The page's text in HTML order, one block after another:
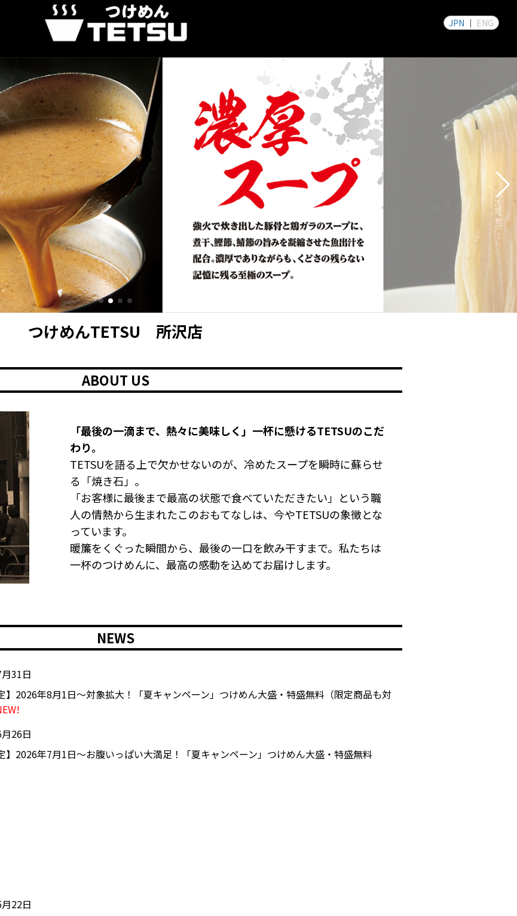
JPN ENG
つけめんTETSU 所沢店
ABOUT US
「最後の一滴まで、熱々に美味しく」一杯に懸けるTETSUのこだ
わり。
TETSUを語る上で欠かせないのが、冷めたスープを瞬時に蘇らせ
る「焼き石」。
「お客様に最後まで最高の状態で食べていただきたい」という職
人の情熱から生まれたこのおもてなしは、今やTETSUの象徴とな
っています。
暖簾をくぐった瞬間から、最後の一口を飲み干すまで。私たちは
一杯のつけめんに、最高の感動を込めてお届けします。
NEWS
31日
】2026年8月1日～対象拡大！「夏キャンペーン」つけめん大盛・特盛無料（限定商品も対
26日
】2026年7月1日～お腹いっぱい大満足！「夏キャンペーン」つけめん大盛・特盛無料
22日